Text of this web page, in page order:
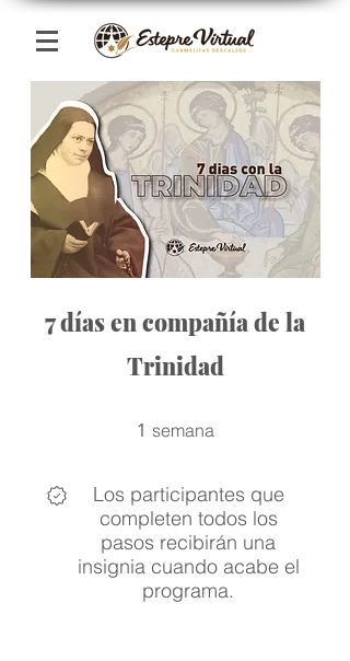
7 días en compañía de la
Trinidad
1 semana
Los participantes que
completen todos los
pasos recibirán una
insignia cuando acabe el
programa.